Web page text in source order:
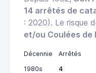
14 arrêtés de
: 2020). Le risque
et/ou Coulées de
Décennie
Arrêtés
1980s
4